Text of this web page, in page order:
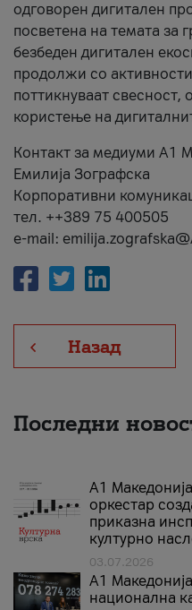
одговорен дигитален
посветена на темата за
безбеден дигитален
продолжи со
поттикнуваат свесност,
користење на
Контакт за медиуми А1
Емилија Зографска
Корпоративни
тел. ++389 75 400505
e-mail:
Назад
Последни
А1
оркестар
приказна
културно
03.07.2026
A1
национална